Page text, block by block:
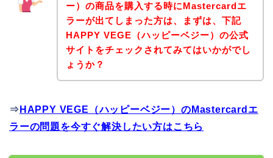
ー）の商品を購入する時にMastercardエ
ラーが出てしまった方は、まずは、下記
HAPPY VEGE（ハッピーベジー）の公式
サイトをチェックされてみてはいかがでし
ょうか？
⇒ HAPPY VEGE（ハッピーベジー）のMastercardエ
ラーの問題を今すぐ解決したい方はこちら